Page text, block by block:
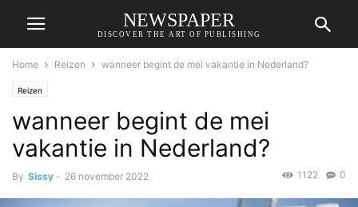
NEWSPAPER
DISCOVER THE ART OF PUBLISHING
Home Reizen wanneer begint de mei vakantie in Nederland?
Reizen
wanneer begint de mei
vakantie in Nederland?
By Sissy - 26 november 2022 0
1122